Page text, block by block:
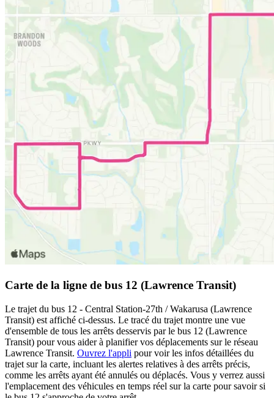
Carte de la ligne de bus 12 (Lawrence Transit)
Le trajet du bus 12 - Central Station-27th / Wakarusa (Lawrence
Transit) est affiché ci-dessus. Le tracé du trajet montre une vue
d'ensemble de tous les arrêts desservis par le bus 12 (Lawrence
Transit) pour vous aider à planifier vos déplacements sur le réseau
Lawrence Transit. Ouvrez l'appli pour voir les infos détaillées du
trajet sur la carte, incluant les alertes relatives à des arrêts précis,
comme les arrêts ayant été annulés ou déplacés. Vous y verrez aussi
l'emplacement des véhicules en temps réel sur la carte pour savoir si